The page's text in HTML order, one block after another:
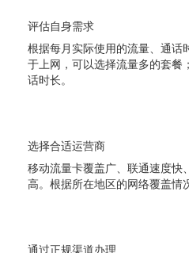
评估自身需求
根据每月实际使用的流量、通话
于上网，可以选择流量多的套餐
话时长。
选择合适运营商
移动流量卡覆盖广、联通速度快
高。根据所在地区的网络覆盖情
通过正规渠道办理